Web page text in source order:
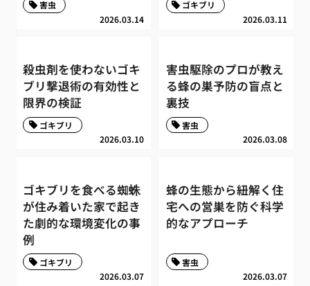
2026.03.14
害虫
2026.03.11
ゴキブリ
殺虫剤を使わないゴキ
ブリ撃退術の有効性と
限界の検証
2026.03.10
ゴキブリ
害虫駆除のプロが教え
る蜂の巣予防の盲点と
裏技
2026.03.08
害虫
ゴキブリを食べる蜘蛛
が住み着いた家で起き
た劇的な環境変化の事
例
2026.03.07
ゴキブリ
蜂の生態から紐解く住
宅への営巣を防ぐ科学
的なアプローチ
2026.03.07
害虫